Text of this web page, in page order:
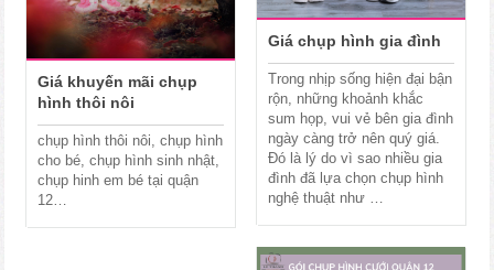
Giá khuyến mãi chụp
hình thôi nôi
chụp hình thôi nôi, chụp hình
cho bé, chụp hình sinh nhật,
chụp hinh em bé tại quận
12…
Giá chụp hình gia đình
Trong nhịp sống hiện đại bận
rộn, những khoảnh khắc
sum họp, vui vẻ bên gia đình
ngày càng trở nên quý giá.
Đó là lý do vì sao nhiều gia
đình đã lựa chọn chụp hình
nghệ thuật như …